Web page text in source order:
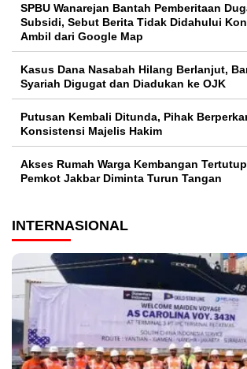
SPBU Wanarejan Bantah Pemberitaan
Subsidi, Sebut Berita Tidak Didahului
Ambil dari Google Map
Kasus Dana Nasabah Hilang Berlanjut,
Syariah Digugat dan Diadukan ke OJK
Putusan Kembali Ditunda, Pihak
Konsistensi Majelis Hakim
Akses Rumah Warga Kembangan
Pemkot Jakbar Diminta Turun Tangan
INTERNASIONAL